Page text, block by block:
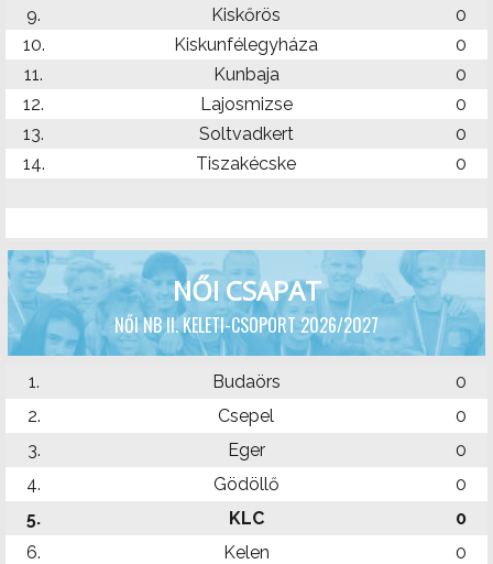
9.
Kiskőrös
0
10.
Kiskunfélegyháza
0
11.
Kunbaja
0
12.
Lajosmizse
0
13.
Soltvadkert
0
14.
Tiszakécske 0
NŐI CSAPAT
NŐI NB II. KELETI-CSOPORT 2026/2027
1. Budaörs
0
2.
Csepel
0
3.
Eger
0
4.
Gödöllő
0
5.
KLC
0
6.
Kelen
0